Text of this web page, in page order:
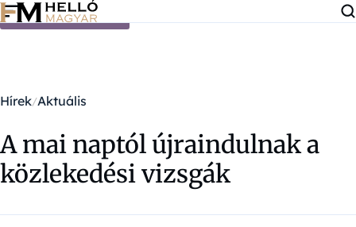
Ugrás a tartalomra
Hírek Aktuális
A mai naptól újraindulnak a
közlekedési vizsgák